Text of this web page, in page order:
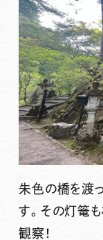
朱色の橋を渡
す。その灯篭
観察！